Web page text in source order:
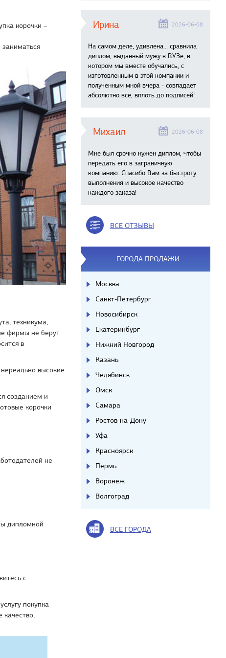
корочки –
техникума,
фирмы не берут
в
высокие
созданием и
корочки
не
дипломной
с
покупка
Ирина 2026-06-08
На самом деле, удивлена… сравнила
диплом, выданный мужу в ВУЗе, в
котором мы вместе обучались, с
изготовленным в этой компании и
полученным мной вчера - совпадает
абсолютно все, вплоть до подписей!
Михаил 2026-06-08
Мне был срочно нужен диплом, чтобы
передать его в заграничную
компанию. Спасибо Вам за быстроту
выполнения и высокое качество
каждого заказа!
ВСЕ ОТЗЫВЫ
ГОРОДА ПРОДАЖИ
Москва
Санкт-Петербург
Новосибирск
Екатеринбург
Нижний Новгород
Казань
Челябинск
Омск
Самара
Ростов-на-Дону
Уфа
Красноярск
Пермь
Воронеж
Волгоград
ВСЕ ГОРОДА